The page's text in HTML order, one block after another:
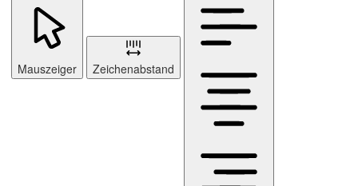
Mauszeiger Zeichenabstand